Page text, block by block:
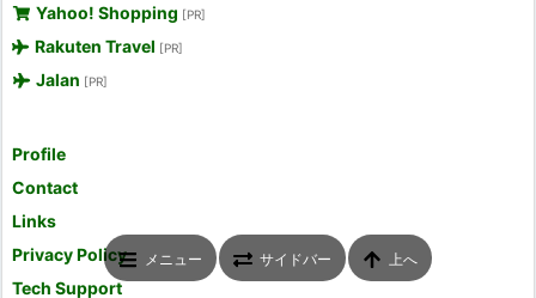
Yahoo! Shopping [PR]
Rakuten Travel [PR]
Jalan [PR]
Profile
Contact
Links
Privacy Policy
Tech Support
メニュー サイドバー 上へ